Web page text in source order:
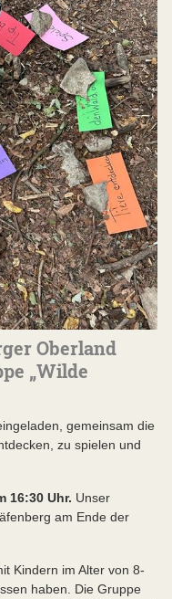
Oberland
„Wilde
gemeinsam die
zu spielen und
16:30 Uhr. Unser
am Ende der
Kindern im Alter von 8-
haben. Die Gruppe